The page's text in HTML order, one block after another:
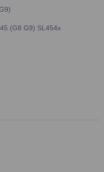
(G8 G9) SL454x